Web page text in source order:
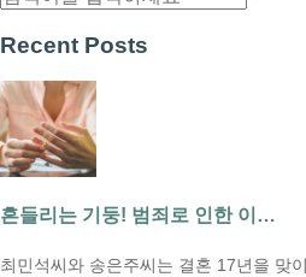
Recent Posts
흔들리는 기둥! 범죄로 인한 이…
최민석씨와 송은주씨는 결혼 17년을 맞